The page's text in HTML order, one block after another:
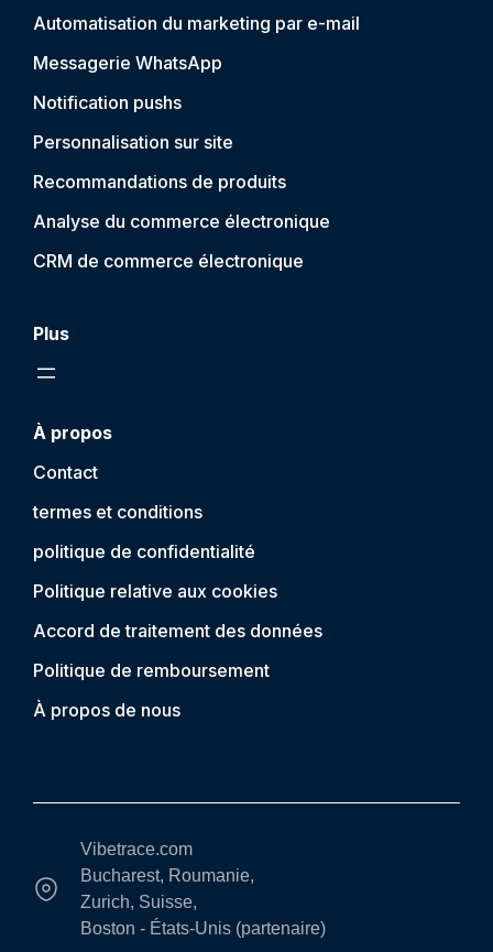
Automatisation du marketing par e-mail
Messagerie WhatsApp
Notification pushs
Personnalisation sur site
Recommandations de produits
Analyse du commerce électronique
CRM de commerce électronique
Plus
À propos
Contact
termes et conditions
politique de confidentialité
Politique relative aux cookies
Accord de traitement des données
Politique de remboursement
À propos de nous
Vibetrace.com
Bucharest, Roumanie,
Zurich, Suisse,
Boston - États-Unis (partenaire)